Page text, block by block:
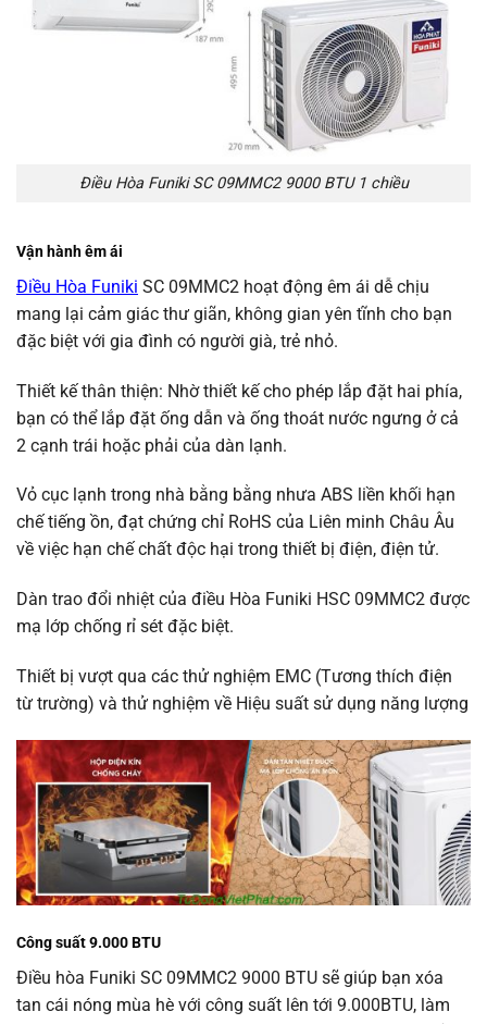
Điều Hòa Funiki SC 09MMC2 9000 BTU 1 chiều
Vận hành êm ái
Điều Hòa Funiki SC 09MMC2 hoạt động êm ái dễ chịu
mang lại cảm giác thư giãn, không gian yên tĩnh cho bạn
đặc biệt với gia đình có người già, trẻ nhỏ.
Thiết kế thân thiện: Nhờ thiết kế cho phép lắp đặt hai phía,
bạn có thể lắp đặt ống dẫn và ống thoát nước ngưng ở cả
2 cạnh trái hoặc phải của dàn lạnh.
Vỏ cục lạnh trong nhà bằng bằng nhưa ABS liền khối hạn
chế tiếng ồn, đạt chứng chỉ RoHS của Liên minh Châu Âu
về việc hạn chế chất độc hại trong thiết bị điện, điện tử.
Dàn trao đổi nhiệt của điều Hòa Funiki HSC 09MMC2 được
mạ lớp chống rỉ sét đặc biệt.
Thiết bị vượt qua các thử nghiệm EMC (Tương thích điện
từ trường) và thử nghiệm về Hiệu suất sử dụng năng lượng
Công suất 9.000 BTU
Điều hòa Funiki SC 09MMC2 9000 BTU sẽ giúp bạn xóa
tan cái nóng mùa hè với công suất lên tới 9.000BTU, làm